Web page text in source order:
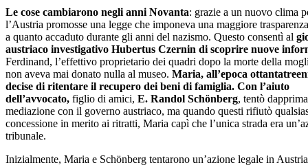
Le cose cambiarono negli anni Novanta: grazie a un nuovo clima
l’Austria promosse una legge che imponeva una maggiore
a quanto accaduto durante gli anni del nazismo. Questo consentì al
austriaco investigativo Hubertus Czernin di scoprire nuove
Ferdinand, l’effettivo proprietario dei quadri dopo la morte della
non aveva mai donato nulla al museo. Maria, all’epoca
decise di ritentare il recupero dei beni di famiglia. Con l’aiuto
dell’avvocato, figlio di amici, E. Randol Schönberg, tentò
mediazione con il governo austriaco, ma quando questi rifiutò
concessione in merito ai ritratti, Maria capì che l’unica strada era
tribunale.
Inizialmente, Maria e Schönberg tentarono un’azione legale in